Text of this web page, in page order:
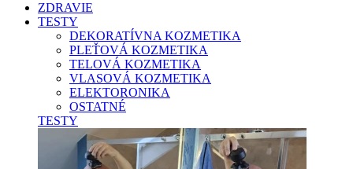
ZDRAVIE
TESTY
DEKORATÍVNA KOZMETIKA
PLEŤOVÁ KOZMETIKA
TELOVÁ KOZMETIKA
VLASOVÁ KOZMETIKA
ELEKTORONIKA
OSTATNÉ
TESTY